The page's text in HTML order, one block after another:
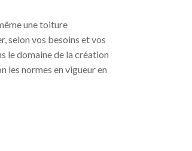
une toiture
selon vos besoins et vos
le domaine de la création
les normes en vigueur en